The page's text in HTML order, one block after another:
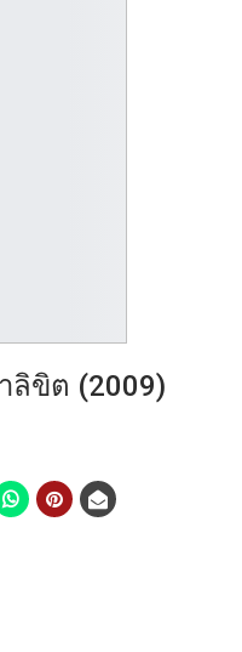
ลิขิต (2009)